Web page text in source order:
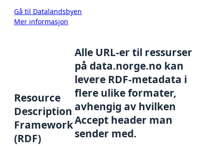
Gå til Datalandsbyen
Mer informasjon
Resource
Description
Framework
(RDF)
Alle URL-er til ressurser
på data.norge.no kan
levere RDF-metadata i
flere ulike formater,
avhengig av hvilken
Accept header man
sender med.